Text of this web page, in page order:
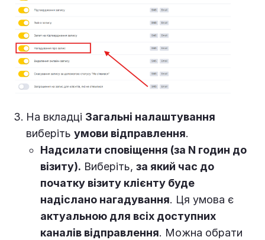
На вкладці Загальні налаштування
виберіть умови відправлення.
Надсилати сповіщення (за N годин до
візиту). Виберіть, за який час до
початку візиту клієнту буде
надіслано нагадування. Ця умова є
актуальною для всіх доступних
каналів відправлення. Можна обрати